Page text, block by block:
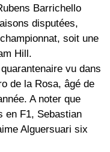
Barrichello
disputées,
soit une
Hill.
vu dans
de la Rosa, âgé de
A noter que
en F1, Sebastian
Alguersuari six